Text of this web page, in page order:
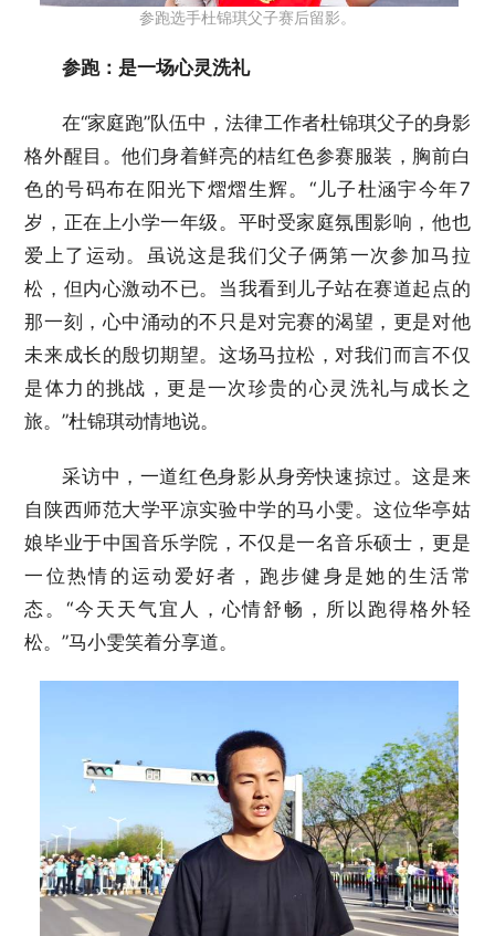
参跑选手杜锦琪父子赛后留影。
参跑：是一场心灵洗礼
在“家庭跑”队伍中，法律工作者杜锦琪父子的身影
格外醒目。他们身着鲜亮的桔红色参赛服装，胸前白
色的号码布在阳光下熠熠生辉。“儿子杜涵宇今年7
岁，正在上小学一年级。平时受家庭氛围影响，他也
爱上了运动。虽说这是我们父子俩第一次参加马拉
松，但内心激动不已。当我看到儿子站在赛道起点的
那一刻，心中涌动的不只是对完赛的渴望，更是对他
未来成长的殷切期望。这场马拉松，对我们而言不仅
是体力的挑战，更是一次珍贵的心灵洗礼与成长之
旅。”杜锦琪动情地说。
采访中，一道红色身影从身旁快速掠过。这是来
自陕西师范大学平凉实验中学的马小雯。这位华亭姑
娘毕业于中国音乐学院，不仅是一名音乐硕士，更是
一位热情的运动爱好者，跑步健身是她的生活常
态。“今天天气宜人，心情舒畅，所以跑得格外轻
松。”马小雯笑着分享道。